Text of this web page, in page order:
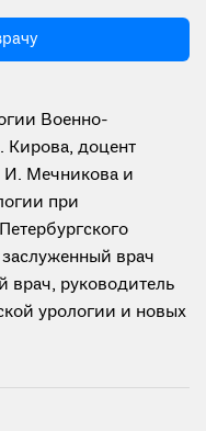
Военно-
доцент
Мечникова и
при
заслуженный врач
руководитель
урологии и новых